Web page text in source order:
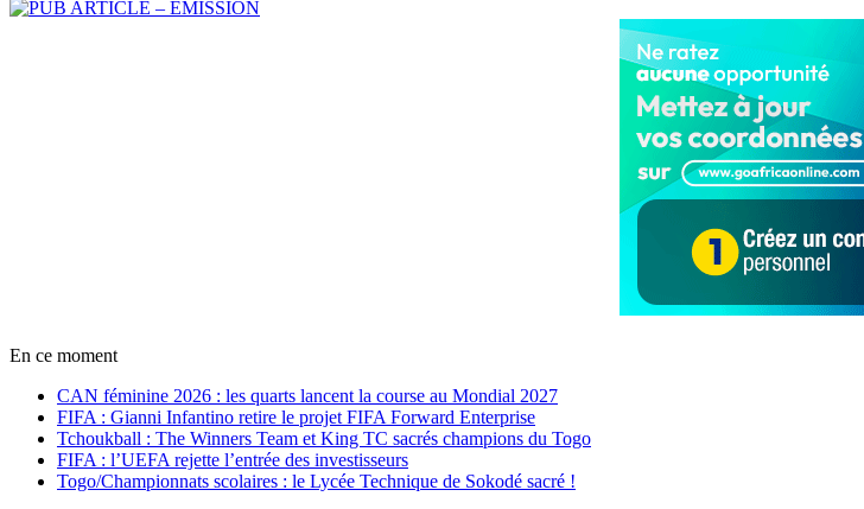
En ce moment
CAN féminine 2026 : les quarts lancent la course au Mondial 2027
FIFA : Gianni Infantino retire le projet FIFA Forward Enterprise
Tchoukball : The Winners Team et King TC sacrés champions du Togo
FIFA : l’UEFA rejette l’entrée des investisseurs
Togo/Championnats scolaires : le Lycée Technique de Sokodé sacré !